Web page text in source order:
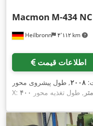
Heilbronn ۴٬۱۱۲ km
Macmon M-434 NC
اطلاعات قیمت
۲۰۰۸, طول پیشروی محور
X: